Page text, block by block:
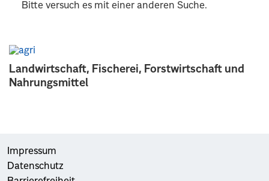
Landwirtschaft, Fischerei, Forstwirtschaft und
Nahrungsmittel
Bitte versuch es mit einer anderen Suche.
Impressum
Datenschutz